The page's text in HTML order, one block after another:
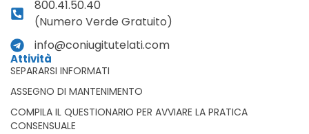
800.41.50.40
(Numero Verde Gratuito)
info@coniugitutelati.com
Attività
SEPARARSI INFORMATI
ASSEGNO DI MANTENIMENTO
COMPILA IL QUESTIONARIO PER AVVIARE LA PRATICA
CONSENSUALE